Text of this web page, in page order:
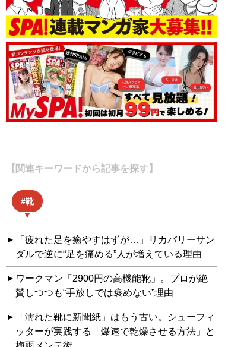
【関連キーワードから記事を探す】
靴
「疲れた足を癒やすはずが…」リカバリーサン
ダルで逆に“足を痛める”人が増えている理由
ワークマン「2900円の高機能靴」。プロが絶
賛しつつも“手放しでは褒めない”理由
「濡れた靴に新聞紙」はもう古い。シューフィ
ッターが実践する「爆速で乾燥させる方法」と